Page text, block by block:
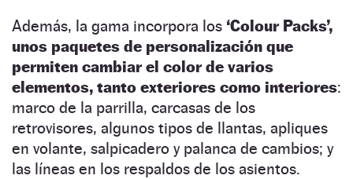
Además, la gama incorpora los ‘Colour Packs’,
unos paquetes de personalización que
permiten cambiar el color de varios
elementos, tanto exteriores como interiores:
marco de la parrilla, carcasas de los
retrovisores, algunos tipos de llantas, apliques
en volante, salpicadero y palanca de cambios; y
las líneas en los respaldos de los asientos.